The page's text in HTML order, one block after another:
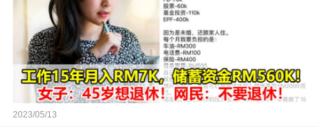
2023/05/13